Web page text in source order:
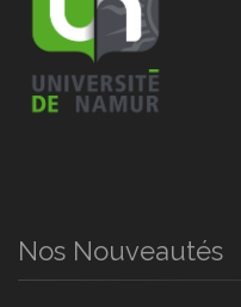
Nos Nouveautés